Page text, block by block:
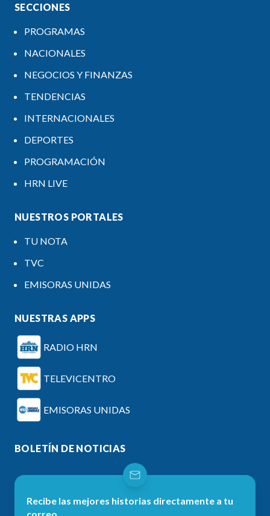
SECCIONES
PROGRAMAS
NACIONALES
NEGOCIOS Y FINANZAS
TENDENCIAS
INTERNACIONALES
DEPORTES
PROGRAMACIÓN
HRN LIVE
NUESTROS PORTALES
TU NOTA
TVC
EMISORAS UNIDAS
NUESTRAS APPS
RADIO HRN
TELEVICENTRO
EMISORAS UNIDAS
BOLETÍN DE NOTICIAS
Recibe las mejores historias directamente a tu